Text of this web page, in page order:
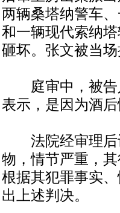
两辆桑塔纳警车
和一辆现代索纳
砸坏。张文被当场
庭审中，被告
表示，是因为酒
法院经审理后
物，情节严重，
根据其犯罪事实
出上述判决。